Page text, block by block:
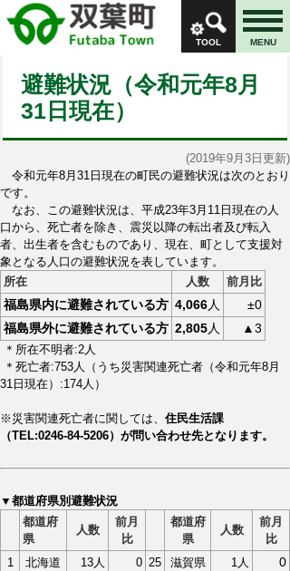
TOOL MENU
避難状況（令和元年8月
31日現在）
(2019年9月3日更新)
令和元年8月31日現在の町民の避難状況は次のとおり
です。
なお、この避難状況は、平成23年3月11日現在の人
口から、死亡者を除き、震災以降の転出者及び転入
者、出生者を含むものであり、現在、町として支援対
象となる人口の避難状況を表しています。
所在
人数 前月比
福島県内に避難されている方 4,066人
±0
福島県外に避難されている方 2,805人 ▲3
＊所在不明者:2人
＊死亡者:753人（うち災害関連死亡者（令和元年8月
31日現在）:174人）
※災害関連死亡者に関しては、 住民生活課
（TEL:0246-84-5206）が問い合わせ先となります。
▼都道府県別避難状況
都道府
県
人数
前月
比
都道府
県
人数
前月
比
1
北海道 13人 0 25 滋賀県 1人 0